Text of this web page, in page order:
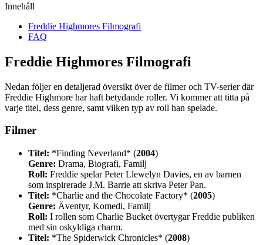
Innehåll
Freddie Highmores Filmografi
FAQ
Freddie Highmores Filmografi
Nedan följer en detaljerad översikt över de filmer och TV-serier där
Freddie Highmore har haft betydande roller. Vi kommer att titta på
varje titel, dess genre, samt vilken typ av roll han spelade.
Filmer
Titel: *Finding Neverland* (2004)
Genre: Drama, Biografi, Familj
Roll: Freddie spelar Peter Llewelyn Davies, en av barnen
som inspirerade J.M. Barrie att skriva Peter Pan.
Titel: *Charlie and the Chocolate Factory* (2005)
Genre: Äventyr, Komedi, Familj
Roll: I rollen som Charlie Bucket övertygar Freddie publiken
med sin oskyldiga charm.
Titel: *The Spiderwick Chronicles* (2008)